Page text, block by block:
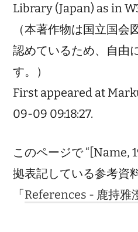
Library (Japan) as in
（本著作物は国立国会
認めているため、自由
す。）
First appeared at
09-09 09:18:27.
このページで “[Name,
拠表記している参考資
「References - 鹿持雅